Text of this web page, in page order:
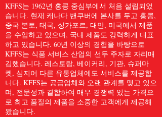
KFFS는 1962년 홍콩 중심부에서 처음 설립되었
습니다. 현재 캐나다 밴쿠버에 본사를 두고 홍콩,
중국 본토, 태국, 싱가포르, 대만, 미국에서 제품
을 수입하고 있으며, 국내 제품도 강력하게 대표
하고 있습니다. 60년 이상의 경험을 바탕으로
KFFS는 식품 서비스 산업의 선두 주자로 자리매
김했습니다. 레스토랑, 베이커리, 기관, 슈퍼마
켓, 심지어 다른 유통업체에도 서비스를 제공합
니다. KFFS는 공급업체와 오랜 관계를 맺고 있으
며, 전문성과 결합하여 매우 경쟁력 있는 가격으
로 최고 품질의 제품을 소중한 고객에게 제공해
왔습니다.